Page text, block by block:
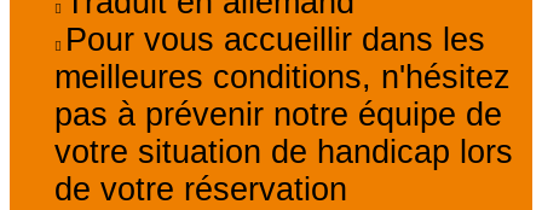
Pour vous accueillir dans les
meilleures conditions, n'hésitez
pas à prévenir notre équipe de
votre situation de handicap lors
de votre réservation